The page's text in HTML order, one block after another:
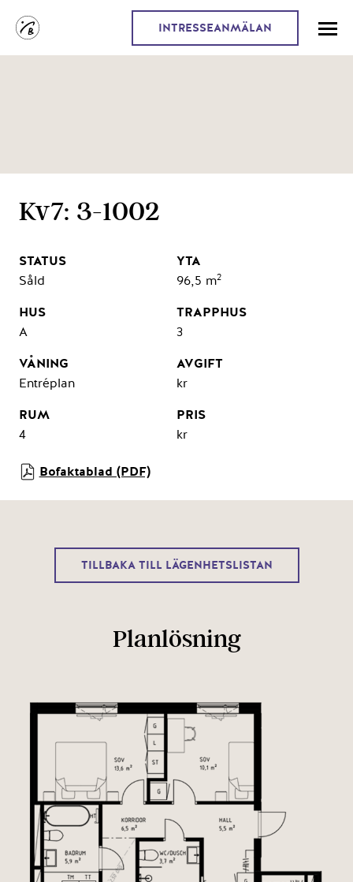
INTRESSEANMÄLAN
Kv7: 3-1002
Såld 96,5 m2
A 3
Entréplan kr
4 kr
Bofaktablad (PDF)
TILLBAKA TILL LÄGENHETSLISTAN
Planlösning